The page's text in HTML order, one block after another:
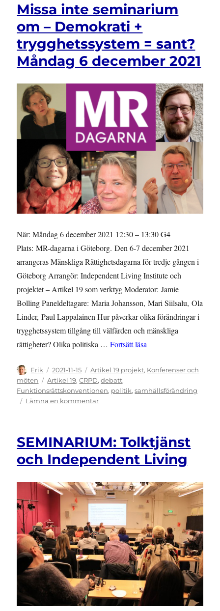
skrift
avinstitutionalisering
–
Friheten
att
bestämma
och
vill
bo
Missa inte seminarium
om – Demokrati +
trygghetssystem = sant?
Måndag 6 december 2021
När: Måndag 6 december 2021 12:30 – 13:30 G4
Plats: MR-dagarna i Göteborg. Den 6-7 december 2021
arrangeras Mänskliga Rättighetsdagarna för tredje gången i
Göteborg Arrangör: Independent Living Institute och
projektet – Artikel 19 som verktyg Moderator: Jamie
Bolling Paneldeltagare: Maria Johansson, Mari Siilsalu, Ola
Linder, Paul Lappalainen Hur påverkar olika förändringar i
trygghetssystem tillgång till välfärden och mänskliga
rättigheter? Olika politiska …Fortsätt läsa
Författare
Erik
Publicerat
den
2021-11-15 Kategorier
Artikel 19 projekt, Konferenser och
möten
Etiketter
Artikel 19,CRPD,debatt,
Funktionsrättskonventionen, politik,samhällsförändring
Lämna en kommentartill
om
Demokrati
trygghetssystem
sant?
6
december
2021
SEMINARIUM: Tolktjänst
och Independent Living